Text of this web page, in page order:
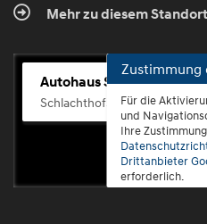
Mehr zu diesem Standort
Autohaus Scherhag
Schlachthofstr. 68, 56073
Zustimmung
Für die
und
Ihre
Drittanbieter
erforderlich.